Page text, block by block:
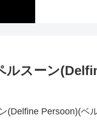
ルスーン
(Delfine Persoon)(ベ